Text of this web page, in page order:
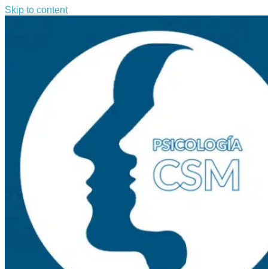
Skip to content